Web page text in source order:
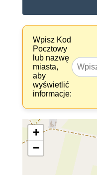
Wpisz Kod
Pocztowy
lub nazwę
miasta,
aby
wyświetlić
informacje:
+
−